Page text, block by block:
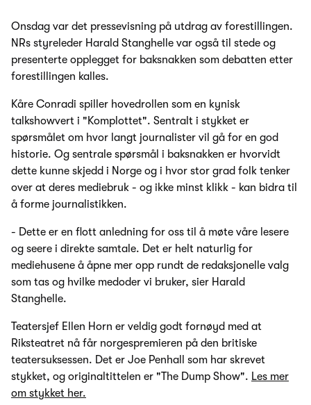
Onsdag var det pressevisning på utdrag av forestillingen.
NRs styreleder Harald Stanghelle var også til stede og
presenterte opplegget for baksnakken som debatten etter
forestillingen kalles.
Kåre Conradi spiller hovedrollen som en kynisk
talkshowvert i "Komplottet". Sentralt i stykket er
spørsmålet om hvor langt journalister vil gå for en god
historie. Og sentrale spørsmål i baksnakken er hvorvidt
dette kunne skjedd i Norge og i hvor stor grad folk tenker
over at deres mediebruk - og ikke minst klikk - kan bidra til
å forme journalistikken.
- Dette er en flott anledning for oss til å møte våre lesere
og seere i direkte samtale. Det er helt naturlig for
mediehusene å åpne mer opp rundt de redaksjonelle valg
som tas og hvilke medoder vi bruker, sier Harald
Stanghelle.
Teatersjef Ellen Horn er veldig godt fornøyd med at
Riksteatret nå får norgespremieren på den britiske
teatersuksessen. Det er Joe Penhall som har skrevet
stykket, og originaltittelen er "The Dump Show". Les mer
om stykket her.